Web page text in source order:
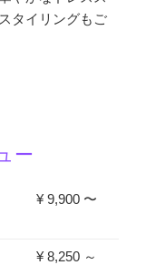
タイリングもご
ー
¥ 9,900 〜
¥ 8,250 ～